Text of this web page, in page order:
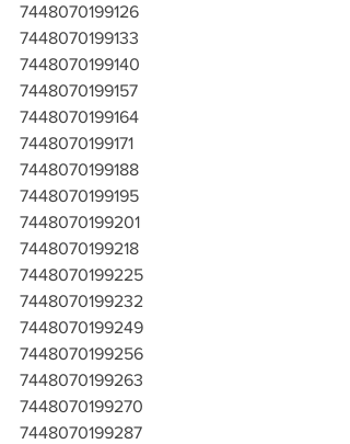
7448070199126
7448070199133
7448070199140
7448070199157
7448070199164
7448070199171
7448070199188
7448070199195
7448070199201
7448070199218
7448070199225
7448070199232
7448070199249
7448070199256
7448070199263
7448070199270
7448070199287